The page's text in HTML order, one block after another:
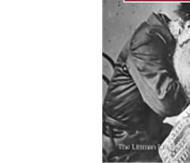
ספר מודפס
$42